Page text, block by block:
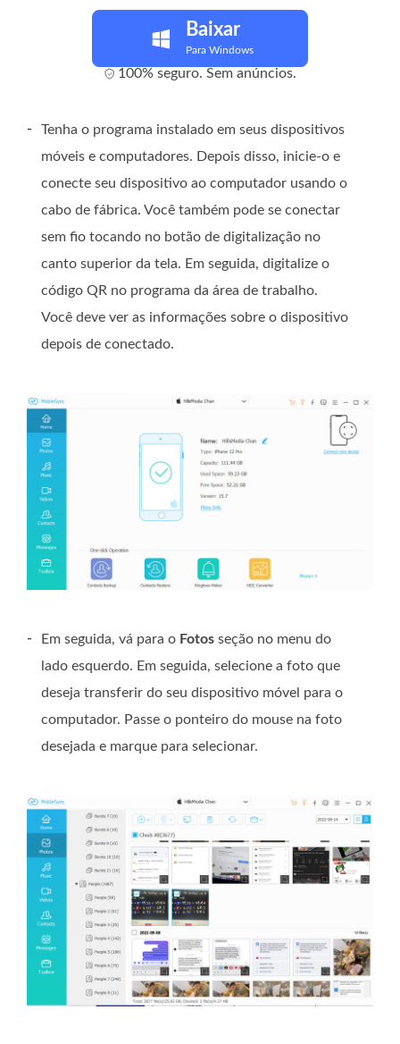
Baixar
Para Windows
100% seguro. Sem anúncios.
-
Tenha o programa instalado em seus dispositivos
móveis e computadores. Depois disso, inicie-o e
conecte seu dispositivo ao computador usando o
cabo de fábrica. Você também pode se conectar
sem fio tocando no botão de digitalização no
canto superior da tela. Em seguida, digitalize o
código QR no programa da área de trabalho.
Você deve ver as informações sobre o dispositivo
depois de conectado.
- Em seguida, vá para o Fotos seção no menu do
lado esquerdo. Em seguida, selecione a foto que
deseja transferir do seu dispositivo móvel para o
computador. Passe o ponteiro do mouse na foto
desejada e marque para selecionar.